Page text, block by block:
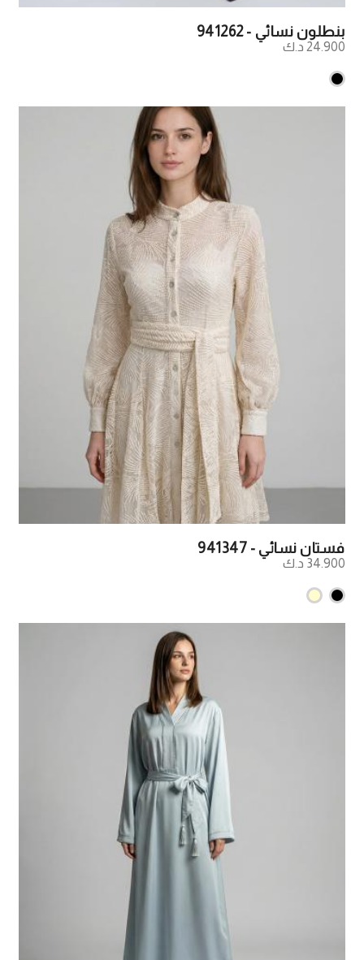
بنطلون نسائي - 941262
24.900 د.ك
فستان نسائي - 941347
34.900 د.ك